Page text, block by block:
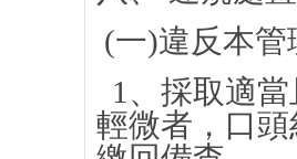
(一)違反本
1 、採取適
輕微者，口